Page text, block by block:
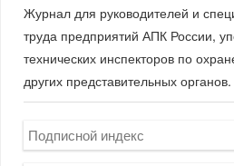
Журнал для руководителей и
труда предприятий АПК России,
технических инспекторов по
других представительных органов.
Подписной индекс